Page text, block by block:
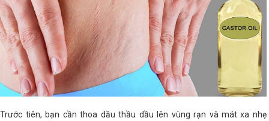
Trước tiên, bạn cần thoa dầu thầu dầu lên vùng rạn và mát xa nhẹ